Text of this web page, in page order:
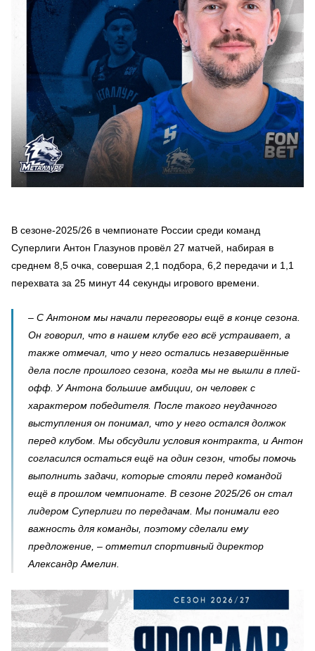
В сезоне-2025/26 в чемпионате России среди команд
Суперлиги Антон Глазунов провёл 27 матчей, набирая в
среднем 8,5 очка, совершая 2,1 подбора, 6,2 передачи и 1,1
перехвата за 25 минут 44 секунды игрового времени.
– С Антоном мы начали переговоры ещё в конце сезона.
Он говорил, что в нашем клубе его всё устраивает, а
также отмечал, что у него остались незавершённые
дела после прошлого сезона, когда мы не вышли в плей-
офф. У Антона большие амбиции, он человек с
характером победителя. После такого неудачного
выступления он понимал, что у него остался должок
перед клубом. Мы обсудили условия контракта, и Антон
согласился остаться ещё на один сезон, чтобы помочь
выполнить задачи, которые стояли перед командой
ещё в прошлом чемпионате. В сезоне 2025/26 он стал
лидером Суперлиги по передачам. Мы понимали его
важность для команды, поэтому сделали ему
предложение, – отметил спортивный директор
Александр Амелин.